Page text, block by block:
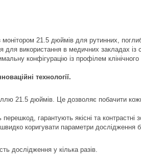
21.5 дюймів для рутинних,
використання в медичних закладах із
конфігурацію із профілем
технології.
21.5 дюймів. Це дозволяє побачити
гарантують якісні та контрастні
коригувати параметри дослідження
дослідження у кілька разів.